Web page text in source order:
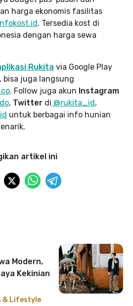
harga ekonomis fasilitas
. Tersedia kost di
dengan harga sewa
Rukita via Google Play
bisa juga langsung
.co. Follow juga akun Instagram
, Twitter di @rukita_id,
untuk berbagai info hunian
artikel ini
Modern,
Kekinian
& Lifestyle